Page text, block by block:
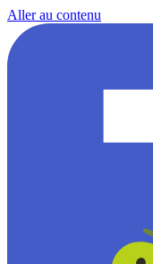
Aller au contenu